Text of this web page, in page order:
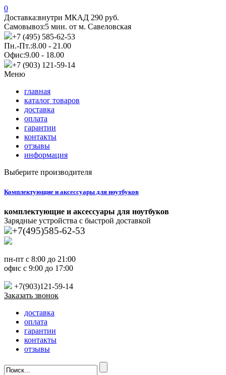
0
Доставка:внутри МКАД 290 руб.
Самовывоз:5 мин. от м. Савеловская
+7 (495) 585-62-53
Пн.-Пт.:8.00 - 21.00
Офис:9.00 - 18.00
+7 (903) 121-59-14
Меню
главная
каталог товаров
доставка
оплата
гарантии
контакты
отзывы
информация
Выберите производителя
Комплектующие и аксессуары для ноутбуков
комплектующие и аксессуары для ноутбуков
Зарядные устройства с быстрой доставкой
+7(495)585-62-53
пн-пт с 8:00 до 21:00
офис с 9:00 до 17:00
+7(903)121-59-14
Заказать звонок
доставка
оплата
гарантии
контакты
отзывы